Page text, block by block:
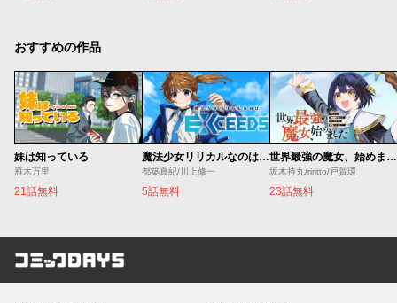
おすすめの作品
妹は知っている
雁木万里
21話無料
魔法少女リリカルなのは EXCEEDS
都築真紀/川上修一
5話無料
世界最強の魔女、始めました ～私だけ『攻略サイト』を見れる世界で自由に生きます～
坂木持丸/riritto/戸賀環
23話無料
コミックDAYS